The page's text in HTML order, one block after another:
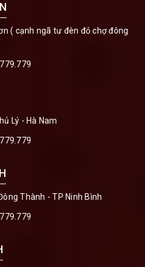
( cạnh ngã tư đèn đỏ chợ đông
Lý - Hà Nam
Thành - TP Ninh Bình